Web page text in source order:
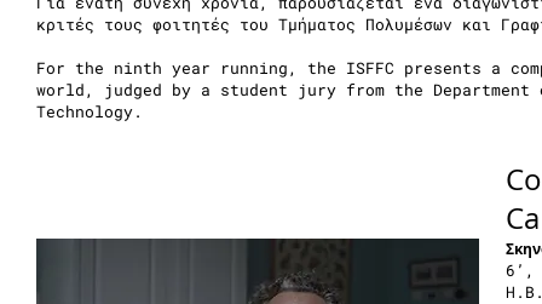
κριτές τους φοιτητές του Τμήματος Πολυμέσων και
For the ninth year running, the ISFFC presents a
world, judged by a student jury from the
Technology.
6’,